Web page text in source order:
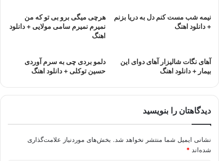
نیمه شب مست کنم دل به دریا بزنم
+ دانلود اهنگ
هرچی میگی برو بی تو که من
نمیرم نمیرم سامی مولایی + دانلود
اهنگ
آهای نگات شالیزار آهای دوای این
بیمار + دانلود اهنگ
دلمو بردی چی به سرم آوردی
حسین توکلی + دانلود اهنگ
دیدگاهتان را بنویسید
نشانی ایمیل شما منتشر نخواهد شد. بخش‌های موردنیاز علامت‌گذاری
شده‌اند *